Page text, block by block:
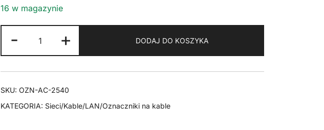
16 w magazynie
-
Oznacznik
na
kabel
A-
2,5-
+ DODAJ DO KOSZYKA
SKU: OZN-AC-2540
KATEGORIA: Sieci/Kable/LAN/Oznaczniki na kable